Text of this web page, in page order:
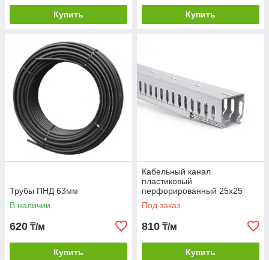
Купить Купить
Трубы ПНД 63мм
В наличии
620 ₸/м
Купить
Кабельный канал
пластиковый
перфорированный 25х25
Под заказ
810 ₸/м
Купить